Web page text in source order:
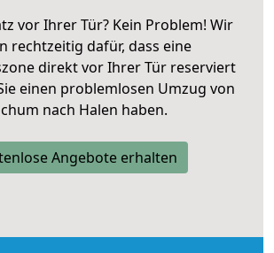
vor Ihrer Tür? Kein Problem! Wir
rechtzeitig dafür, dass eine
direkt vor Ihrer Tür reserviert
einen problemlosen Umzug von
nach Halen haben.
Angebote erhalten